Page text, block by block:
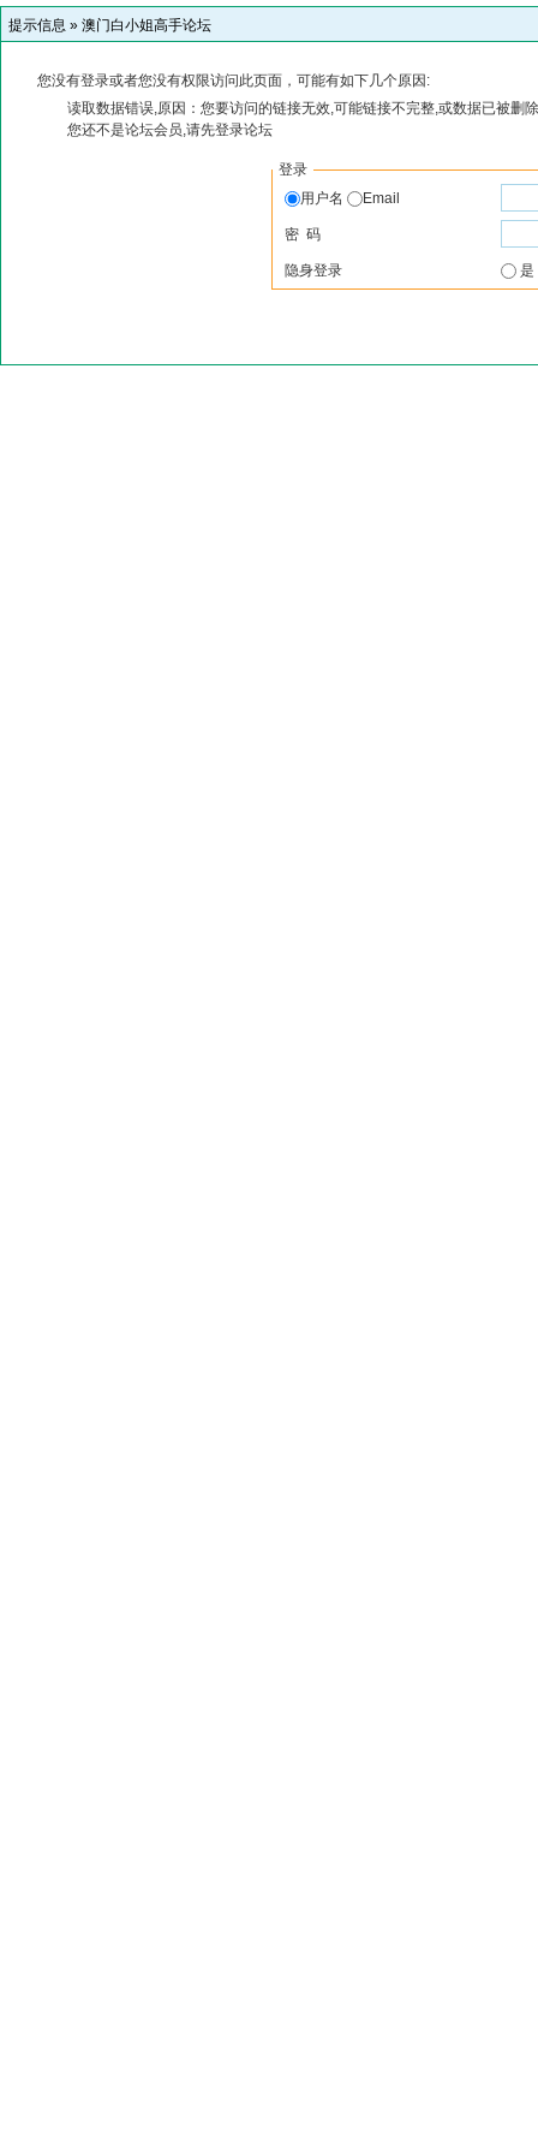
提示信息 » 澳门白小姐高手论坛
您没有登录或者您没有权限访问此页面，可能有如下几个原因:
读取数据错误,原因：您要访问的链接无效,可能链接不完整,或数据已被删
您还不是论坛会员,请先登录论坛
登录
用户名
Email
密 码
隐身登录